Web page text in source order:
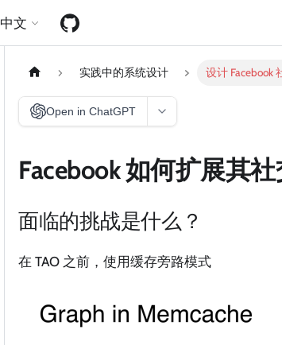
中文
实践中的系统设计 设计 Facebook
Open in ChatGPT
Facebook 如何扩展其
面临的挑战是什么？
在 TAO 之前，使用缓存旁路模式